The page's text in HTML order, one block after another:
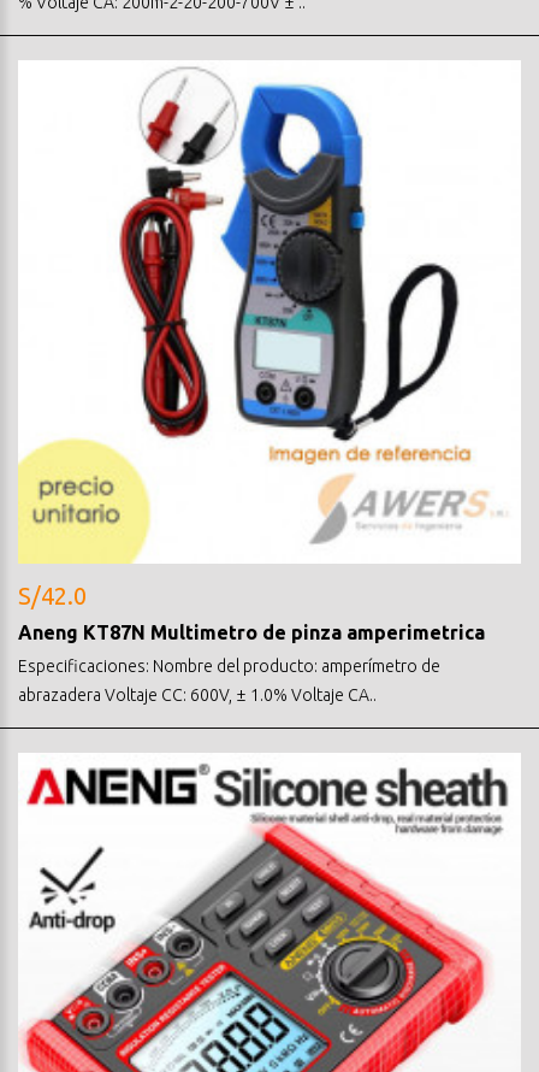
S/42.0
Aneng KT87N Multimetro de pinza amperimetrica
Especificaciones: Nombre del producto: amperímetro de
abrazadera Voltaje CC: 600V, ± 1.0% Voltaje CA..